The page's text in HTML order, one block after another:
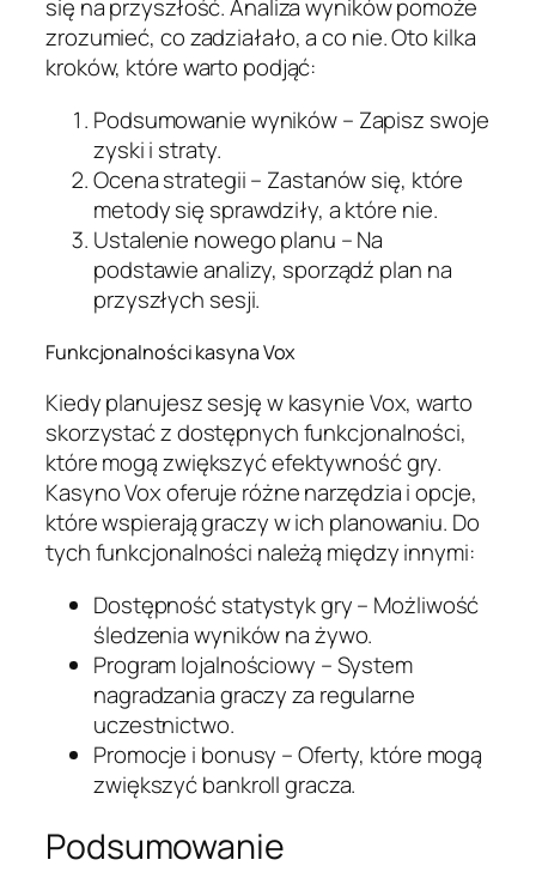
się na przyszłość. Analiza wyników pomoże
zrozumieć, co zadziałało, a co nie. Oto kilka
kroków, które warto podjąć:
Podsumowanie wyników – Zapisz swoje
zyski i straty.
Ocena strategii – Zastanów się, które
metody się sprawdziły, a które nie.
Ustalenie nowego planu – Na
podstawie analizy, sporządź plan na
przyszłych sesji.
Funkcjonalności kasyna Vox
Kiedy planujesz sesję w kasynie Vox, warto
skorzystać z dostępnych funkcjonalności,
które mogą zwiększyć efektywność gry.
Kasyno Vox oferuje różne narzędzia i opcje,
które wspierają graczy w ich planowaniu. Do
tych funkcjonalności należą między innymi:
Dostępność statystyk gry – Możliwość
śledzenia wyników na żywo.
Program lojalnościowy – System
nagradzania graczy za regularne
uczestnictwo.
Promocje i bonusy – Oferty, które mogą
zwiększyć bankroll gracza.
Podsumowanie